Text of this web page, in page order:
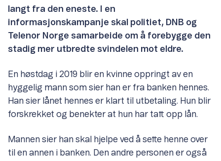
langt fra den eneste. I en
informasjonskampanje skal politiet, DNB og
Telenor Norge samarbeide om å forebygge den
stadig mer utbredte svindelen mot eldre.
En høstdag i 2019 blir en kvinne oppringt av en
hyggelig mann som sier han er fra banken hennes.
Han sier lånet hennes er klart til utbetaling. Hun blir
forskrekket og benekter at hun har tatt opp lån.
Mannen sier han skal hjelpe ved å sette henne over
til en annen i banken. Den andre personen er også